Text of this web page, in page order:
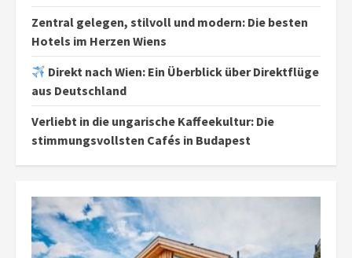
Zentral gelegen, stilvoll und modern: Die besten
Hotels im Herzen Wiens
Direkt nach Wien: Ein Überblick über Direktflüge
aus Deutschland
Verliebt in die ungarische Kaffeekultur: Die
stimmungsvollsten Cafés in Budapest